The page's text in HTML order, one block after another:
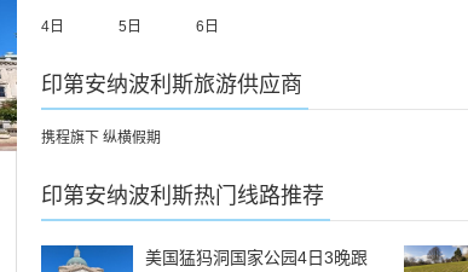
4日 5日 6日
印第安纳波利斯旅游供应商
携程旗下 纵横假期
印第安纳波利斯热门线路推荐
美国猛犸洞国家公园4日3晚跟